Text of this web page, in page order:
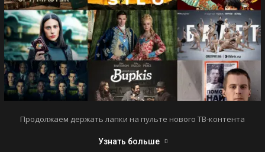
Продолжаем держать лапки на пульте нового ТВ-контента
Узнать больше